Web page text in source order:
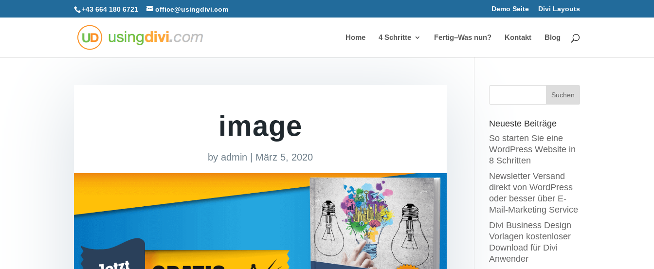
+43 664 180 6721 office@usingdivi.com Demo Seite Divi Layouts
Home 4 Schritte Fertig–Was nun? Kontakt Blog
image
by admin März 5, 2020
Neueste Beiträge
So starten Sie eine
WordPress Website in
8 Schritten
Newsletter Versand
direkt von WordPress
oder besser über E-
Mail-Marketing Service
Divi Business Design
Vorlagen kostenloser
Download für Divi
Anwender